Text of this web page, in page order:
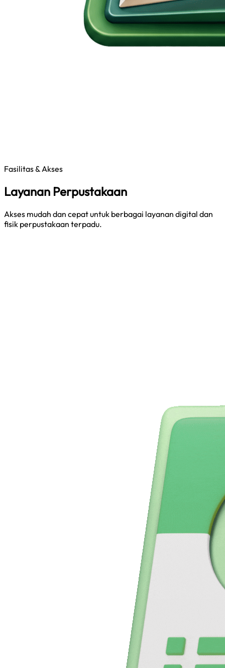
Fasilitas & Akses
Layanan Perpustakaan
Akses mudah dan cepat untuk berbagai layanan digital dan
fisik perpustakaan terpadu.